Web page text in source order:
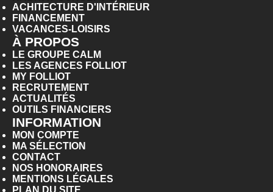
ACHITECTURE D'INTÉRIEUR
FINANCEMENT
VACANCES-LOISIRS
À PROPOS
LE GROUPE CALM
LES AGENCES FOLLIOT
MY FOLLIOT
RECRUTEMENT
ACTUALITÉS
OUTILS FINANCIERS
INFORMATION
MON COMPTE
MA SÉLECTION
CONTACT
NOS HONORAIRES
MENTIONS LÉGALES